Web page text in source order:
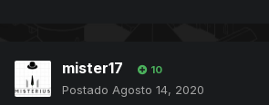
mister17 10
Postado Agosto 14, 2020